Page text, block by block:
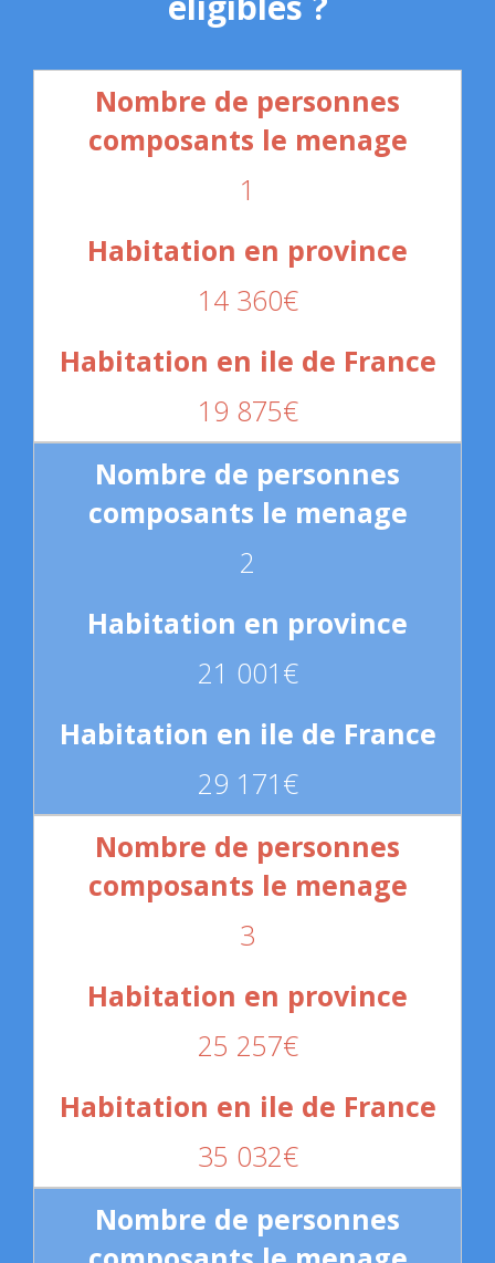
1
14 360€
19 875€
2
21 001€
29 171€
3
25 257€
35 032€